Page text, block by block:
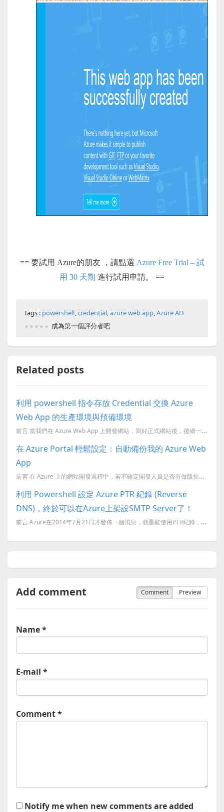
== 要試用 Azure的朋友 ，請點選 Azure Free Trial – 試
用 30 天期 進行試用申請。 ==
Tags : powershell,credential,azure web app,Azure AD
成為第一個評分者吧
Related posts
利用 powershell 指令存放 Credential 交換 Azure
Web App 的生產環境與預備環境
前言 當我們在 Azure Web App 上開發網站，寫好正式網站後，後續一定會有修改或者改版…等等重新佈署的情況，此時我們可以利用 Azure Web App 的功能：新增一個預備環境 (Depl...
在 Azure Portal 輕鬆設定：自動備份我的 Azure Web
App
前言 在 Azure 上的網站開發過程中，若不確定開發人員是否有做版控，或是幫客戶代管網站放在 Azure Web App，可以設定自動備份功能，自動備份功能在 Standard 定價層才有，而舊 P...
利用 Powershell 設定 Azure PTR 紀錄 (Reverse
DNS)，終於可以在Azure上架設SMTP Server了！
前言 Azure在2014年7月21日才發佈一個消息，就是能使用PTR紀錄，而PTR紀錄(又稱Reverse DNS)會應用在哪裡呢？通常會應用在Azure VM架對外的SMTP服務，而PTR紀錄重要
Add comment Comment Preview
Name *
E-mail *
Comment *
Notify me when new comments are added